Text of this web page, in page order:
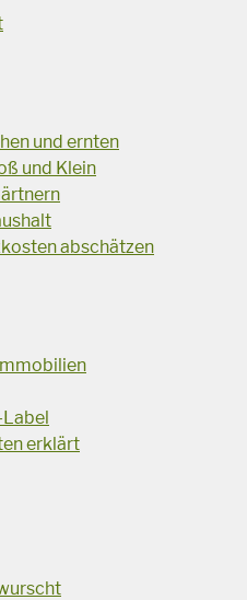
und ernten
und Klein
abschätzen
erklärt